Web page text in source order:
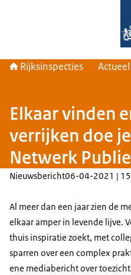
Rijksinspecties Actueel
Elkaar vinden
verrijken doe
Netwerk
Nieuwsbericht06-04-2021 |
Al meer dan een jaar zien de
elkaar amper in levende lijve.
thuis inspiratie zoekt, met
sparren over een complex
ene mediabericht over